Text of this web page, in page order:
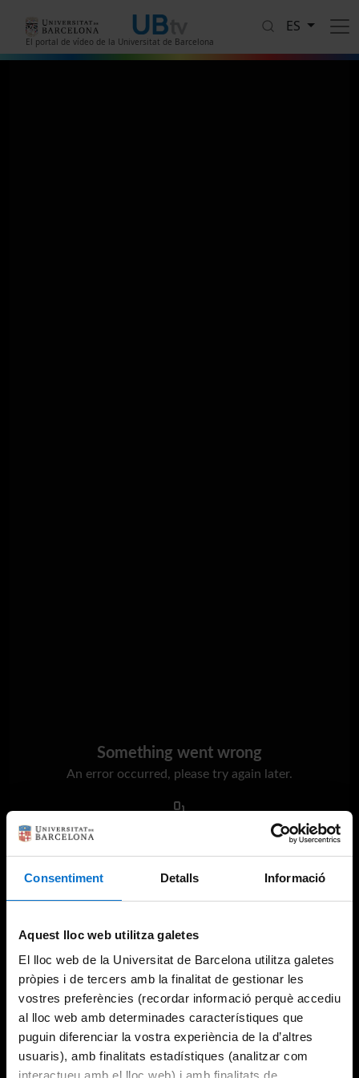
Consentiment Detalls Informació
Aquest lloc web utilitza galetes
El lloc web de la Universitat de Barcelona utilitza galetes
pròpies i de tercers amb la finalitat de gestionar les
vostres preferències (recordar informació perquè accediu
al lloc web amb determinades característiques que
puguin diferenciar la vostra experiència de la d’altres
usuaris), amb finalitats estadístiques (analitzar com
interactueu amb el lloc web) i amb finalitats de
El portal de vídeo de la Universitat de Barcelona
ES
Something went wrong
An error occurred, please try again later.